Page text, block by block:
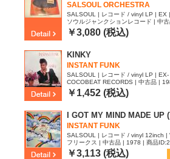
SALSOUL ORCHESTRA
SALSOUL | レコード / vinyl LP | EX
ソウルジャンクションレコード | 中
2483178
￥3,080 (税込)
KINKY
INSTANT FUNK
SALSOUL | レコード / vinyl LP |
COCOBEAT RECORDS | 中古品 |
26
￥1,452 (税込)
I GOT MY MIND MADE UP
INSTANT FUNK
SALSOUL | レコード / vinyl 12inch |
フリークス | 中古品 | 1978 | 商品
￥3,113 (税込)